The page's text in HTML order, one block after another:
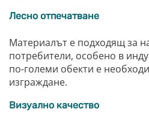
Лесно отпечатване
Материалът е подходящ за
потребители, особено в
по-големи обекти е
изграждане.
Визуално качество